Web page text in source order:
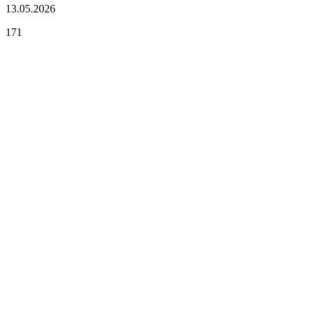
13.05.2026
171